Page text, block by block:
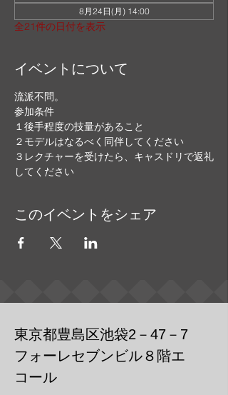
8月24日(月) 14:00
全21件の日付を表示
イベントについて
流派不問。
参加条件
１後手程度の技量があること
２モデルはなるべく同伴してください
３レクチャーを受けたら、キャスドリで返礼
してください
このイベントをシェア
東京都豊島区池袋2－47－7
フォーレセブンビル８階エ
コール